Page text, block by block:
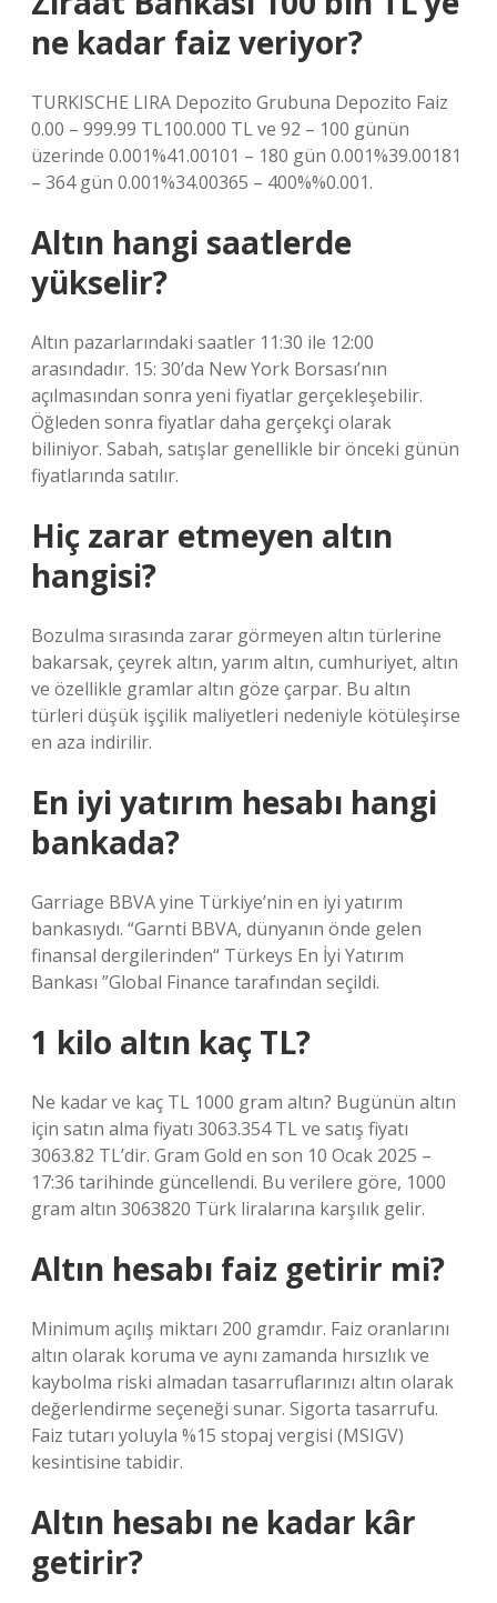
ne kadar faiz veriyor?
TURKISCHE LIRA Depozito Grubuna Depozito Faiz
0.00 – 999.99 TL100.000 TL ve 92 – 100 günün
üzerinde 0.001%41.00101 – 180 gün 0.001%39.00181
– 364 gün 0.001%34.00365 – 400%%0.001.
Altın hangi saatlerde
yükselir?
Altın pazarlarındaki saatler 11:30 ile 12:00
arasındadır. 15: 30’da New York Borsası’nın
açılmasından sonra yeni fiyatlar gerçekleşebilir.
Öğleden sonra fiyatlar daha gerçekçi olarak
biliniyor. Sabah, satışlar genellikle bir önceki günün
fiyatlarında satılır.
Hiç zarar etmeyen altın
hangisi?
Bozulma sırasında zarar görmeyen altın türlerine
bakarsak, çeyrek altın, yarım altın, cumhuriyet, altın
ve özellikle gramlar altın göze çarpar. Bu altın
türleri düşük işçilik maliyetleri nedeniyle kötüleşirse
en aza indirilir.
En iyi yatırım hesabı hangi
bankada?
Garriage BBVA yine Türkiye’nin en iyi yatırım
bankasıydı. “Garnti BBVA, dünyanın önde gelen
finansal dergilerinden“ Türkeys En İyi Yatırım
Bankası ”Global Finance tarafından seçildi.
1 kilo altın kaç TL?
Ne kadar ve kaç TL 1000 gram altın? Bugünün altın
için satın alma fiyatı 3063.354 TL ve satış fiyatı
3063.82 TL’dir. Gram Gold en son 10 Ocak 2025 –
17:36 tarihinde güncellendi. Bu verilere göre, 1000
gram altın 3063820 Türk liralarına karşılık gelir.
Altın hesabı faiz getirir mi?
Minimum açılış miktarı 200 gramdır. Faiz oranlarını
altın olarak koruma ve aynı zamanda hırsızlık ve
kaybolma riski almadan tasarruflarınızı altın olarak
değerlendirme seçeneği sunar. Sigorta tasarrufu.
Faiz tutarı yoluyla %15 stopaj vergisi (MSIGV)
kesintisine tabidir.
Altın hesabı ne kadar kâr
getirir?